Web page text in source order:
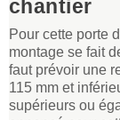
chantier
Pour cette porte
montage se fait
faut prévoir une
115 mm et
supérieurs ou